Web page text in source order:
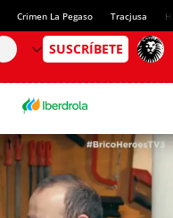
Crimen La Pegaso Tracjusa